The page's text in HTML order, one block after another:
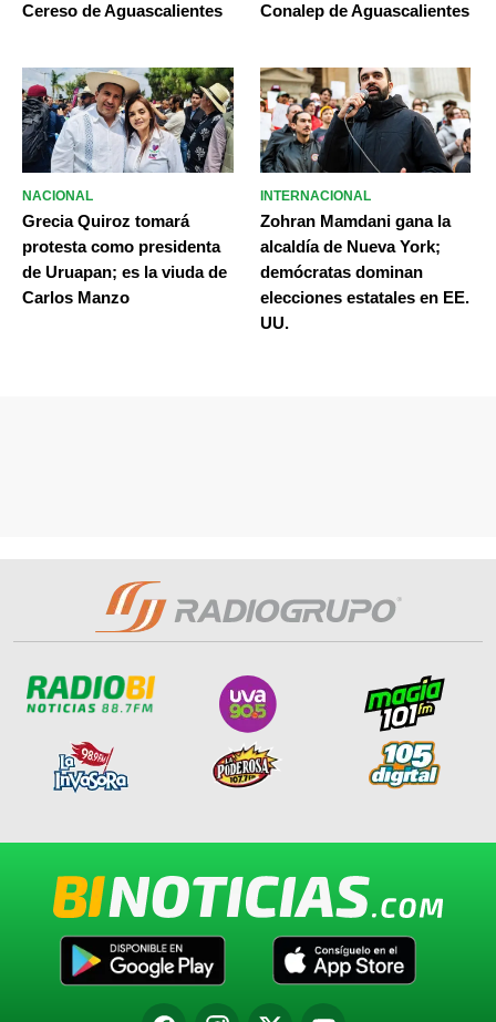
Cereso de Aguascalientes
Conalep de Aguascalientes
NACIONAL
Grecia Quiroz tomará
protesta como presidenta
de Uruapan; es la viuda de
Carlos Manzo
INTERNACIONAL
Zohran Mamdani gana la
alcaldía de Nueva York;
demócratas dominan
elecciones estatales en EE.
UU.